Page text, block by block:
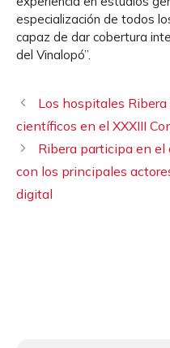
especialización de todos
capaz de dar cobertura
del Vinalopó”.
Los hospitales
científicos en el XXXIII
Ribera participa en
con los principales
digital